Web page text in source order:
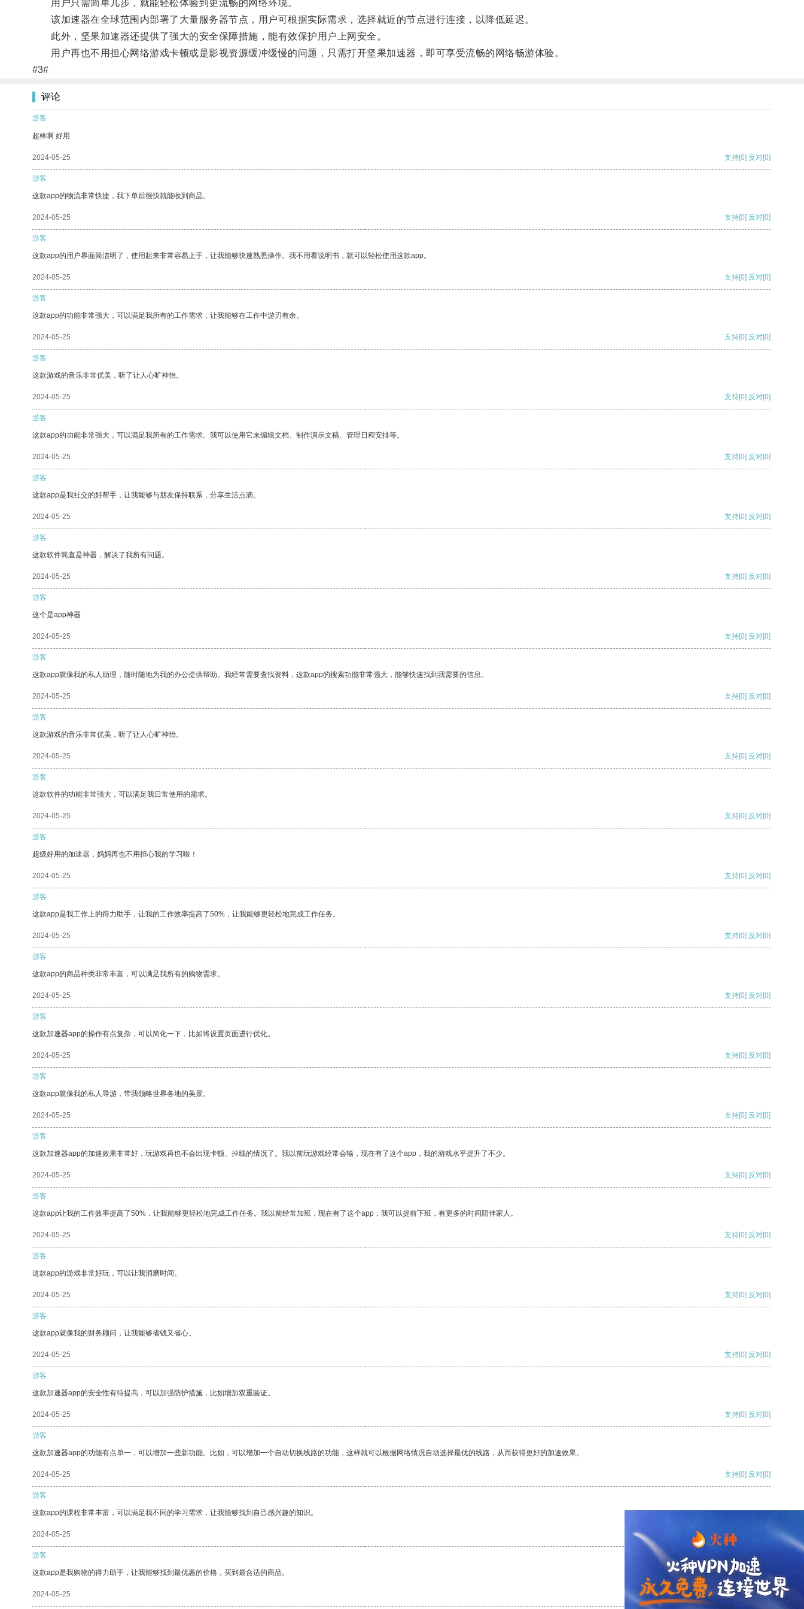
用户只需简单几步，就能轻松体验到更流畅的网络环境。
该加速器在全球范围内部署了大量服务器节点，用户可根据实际需求，选择就近的节点进行连接，以降低延迟。
此外，坚果加速器还提供了强大的安全保障措施，能有效保护用户上网安全。
用户再也不用担心网络游戏卡顿或是影视资源缓冲缓慢的问题，只需打开坚果加速器，即可享受流畅的网络畅游体验。
#3#
评论
游客
超棒啊 好用
2024-05-25 支持[0] 反对[0]
游客
这款app的物流非常快捷，我下单后很快就能收到商品。
2024-05-25 支持[0] 反对[0]
游客
这款app的用户界面简洁明了，使用起来非常容易上手，让我能够快速熟悉操作。我不用看说明书，就可以轻松使用这款app。
2024-05-25 支持[0] 反对[0]
游客
这款app的功能非常强大，可以满足我所有的工作需求，让我能够在工作中游刃有余。
2024-05-25 支持[0] 反对[0]
游客
这款游戏的音乐非常优美，听了让人心旷神怡。
2024-05-25 支持[0] 反对[0]
游客
这款app的功能非常强大，可以满足我所有的工作需求。我可以使用它来编辑文档、制作演示文稿、管理日程安排等。
2024-05-25 支持[0] 反对[0]
游客
这款app是我社交的好帮手，让我能够与朋友保持联系，分享生活点滴。
2024-05-25 支持[0] 反对[0]
游客
这款软件简直是神器，解决了我所有问题。
2024-05-25 支持[0] 反对[0]
游客
这个是app神器
2024-05-25 支持[0] 反对[0]
游客
这款app就像我的私人助理，随时随地为我的办公提供帮助。我经常需要查找资料，这款app的搜索功能非常强大，能够快速找到我需要的信息。
2024-05-25 支持[0] 反对[0]
游客
这款游戏的音乐非常优美，听了让人心旷神怡。
2024-05-25 支持[0] 反对[0]
游客
这款软件的功能非常强大，可以满足我日常使用的需求。
2024-05-25 支持[0] 反对[0]
游客
超级好用的加速器，妈妈再也不用担心我的学习啦！
2024-05-25 支持[0] 反对[0]
游客
这款app是我工作上的得力助手，让我的工作效率提高了50%，让我能够更轻松地完成工作任务。
2024-05-25 支持[0] 反对[0]
游客
这款app的商品种类非常丰富，可以满足我所有的购物需求。
2024-05-25 支持[0] 反对[0]
游客
这款加速器app的操作有点复杂，可以简化一下，比如将设置页面进行优化。
2024-05-25 支持[0] 反对[0]
游客
这款app就像我的私人导游，带我领略世界各地的美景。
2024-05-25 支持[0] 反对[0]
游客
这款加速器app的加速效果非常好，玩游戏再也不会出现卡顿、掉线的情况了。我以前玩游戏经常会输，现在有了这个app，我的游戏水平提升了不少。
2024-05-25 支持[0] 反对[0]
游客
这款app让我的工作效率提高了50%，让我能够更轻松地完成工作任务。我以前经常加班，现在有了这个app，我可以提前下班，有更多的时间陪伴家人。
2024-05-25 支持[0] 反对[0]
游客
这款app的游戏非常好玩，可以让我消磨时间。
2024-05-25 支持[0] 反对[0]
游客
这款app就像我的财务顾问，让我能够省钱又省心。
2024-05-25 支持[0] 反对[0]
游客
这款加速器app的安全性有待提高，可以加强防护措施，比如增加双重验证。
2024-05-25 支持[0] 反对[0]
游客
这款加速器app的功能有点单一，可以增加一些新功能。比如，可以增加一个自动切换线路的功能，这样就可以根据网络情况自动选择最优的线路，从而获得更好的加速效果。
2024-05-25 支持[0] 反对[0]
游客
这款app的课程非常丰富，可以满足我不同的学习需求，让我能够找到自己感兴趣的知识。
2024-05-25 支持
游客
这款app是我购物的得力助手，让我能够找到最优惠的价格，买到最合适的商品。
2024-05-25 支持[0] 反对[0]